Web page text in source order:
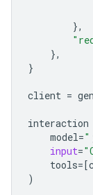
},
},
}
client =
interaction
model="
input=
tools=[
)